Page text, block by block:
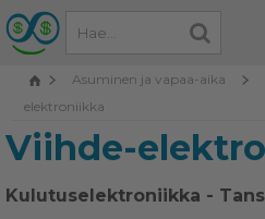
Asuminen ja vapaa-aika
elektroniikka
Viihde-
Kulutuselektroniikka -